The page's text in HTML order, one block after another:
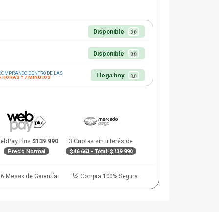
Disponible
Disponible
DENTRO DE LAS
HORAS Y 7 MINUTOS
Llega hoy
Plus:$139.990
Precio Normal
3 Cuotas sin interés de
$46.663- Total: $139.990
6 Meses de Garantía Compra 100% Segura